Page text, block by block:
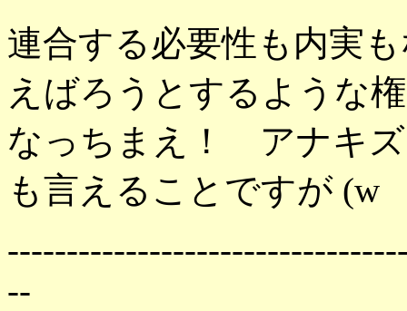
連合する必要性も内実
えばろうとするような
なっちまえ！ アナキ
も言えることですが (w
--